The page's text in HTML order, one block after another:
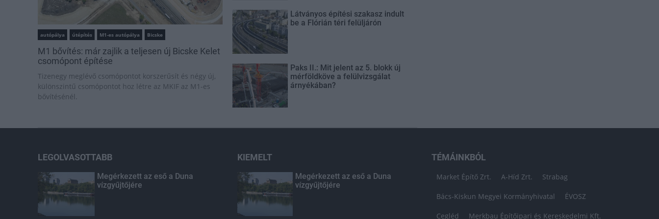
autópálya útépítés M1-es autópálya Bicske
M1 bővítés: már zajlik a teljesen új Bicske Kelet
csomópont építése
Tizenegy meglévő csomópontot korszerűsít és négy új,
különszintű csomópontot hoz létre az MKIF az M1-es
bővítésénél.
Látványos építési szakasz indult
be a Flórián téri felüljárón
Paks II.: Mit jelent az 5. blokk új
mérföldköve a felülvizsgálat
árnyékában?
LEGOLVASOTTABB
Megérkezett az eső a Duna
vízgyűjtőjére
KIEMELT
Megérkezett az eső a Duna
vízgyűjtőjére
TÉMÁINKBÓL
Market Építő Zrt. A-Híd Zrt. Strabag
Bács-Kiskun Megyei Kormányhivatal ÉVOSZ
Cegléd Merkbau Építőipari és Kereskedelmi Kft.